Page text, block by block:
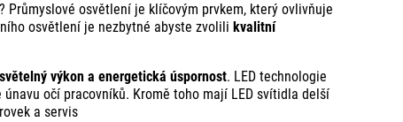
? Průmyslové osvětlení je klíčovým prvkem, který ovlivňuje
osvětlení je nezbytné abyste zvolili kvalitní
výkon a energetická úspornost. LED technologie
očí pracovníků. Kromě toho mají LED svítidla delší
a servis